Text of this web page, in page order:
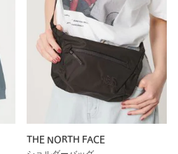
THE NORTH FACE